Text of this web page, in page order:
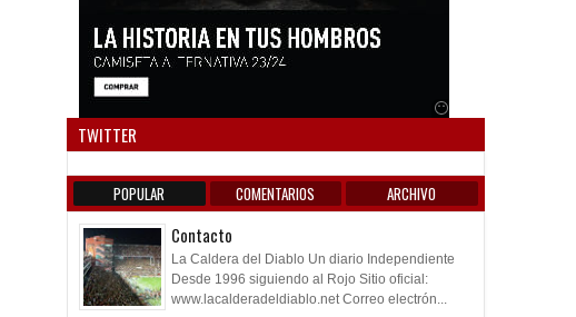
TWITTER
POPULAR COMENTARIOS ARCHIVO
Contacto
La Caldera del Diablo Un diario Independiente
Desde 1996 siguiendo al Rojo Sitio oficial:
www.lacalderadeldiablo.net Correo electrón...